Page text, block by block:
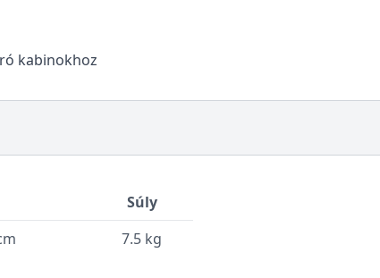
kabinokhoz
Súly
7.5 kg